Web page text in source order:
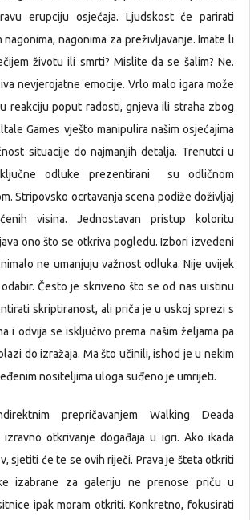
erupciju osjećaja. Ljudskost će parirati
nagonima, nagonima za preživljavanje. Imate li
životu ili smrti? Mislite da se šalim? Ne.
nevjerojatne emocije. Vrlo malo igara može
reakciju poput radosti, gnjeva ili straha zbog
Games vješto manipulira našim osjećajima
situacije do najmanjih detalja. Trenutci u
odluke prezentirani su odličnom
Stripovsko ocrtavanja scena podiže doživljaj
visina. Jednostavan pristup koloritu
ono što se otkriva pogledu. Izbori izvedeni
ne umanjuju važnost odluka. Nije uvijek
Često je skriveno što se od nas uistinu
skriptiranost, ali priča je u uskoj sprezi s
i odvija se isključivo prema našim željama pa
do izražaja. Ma što učinili, ishod je u nekim
nositeljima uloga suđeno je umrijeti.
prepričavanjem Walking Deada
izravno otkrivanje događaja u igri. Ako ikada
sjetiti će te se ovih riječi. Prava je šteta otkriti
izabrane za galeriju ne prenose priču u
ipak moram otkriti. Konkretno, fokusirati